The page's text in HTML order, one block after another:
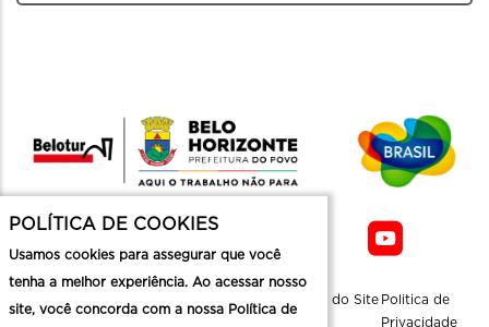
Mapa do Site Politica de
Privacidade
POLÍTICA DE COOKIES
Usamos cookies para assegurar que você
tenha a melhor experiência. Ao acessar nosso
site, você concorda com a nossa Política de